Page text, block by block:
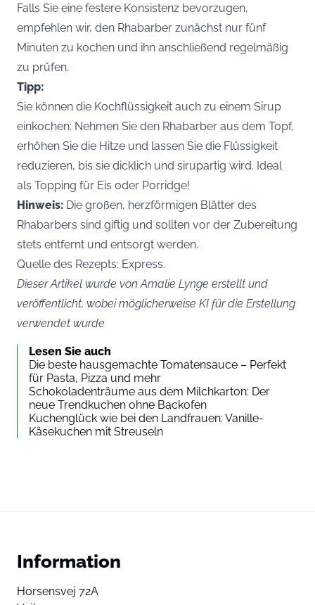
Falls Sie eine festere Konsistenz bevorzugen,
empfehlen wir, den Rhabarber zunächst nur fünf
Minuten zu kochen und ihn anschließend regelmäßig
zu prüfen.
Tipp:
Sie können die Kochflüssigkeit auch zu einem Sirup
einkochen: Nehmen Sie den Rhabarber aus dem Topf,
erhöhen Sie die Hitze und lassen Sie die Flüssigkeit
reduzieren, bis sie dicklich und sirupartig wird. Ideal
als Topping für Eis oder Porridge!
Hinweis: Die großen, herzförmigen Blätter des
Rhabarbers sind giftig und sollten vor der Zubereitung
stets entfernt und entsorgt werden.
Quelle des Rezepts: Express.
Dieser Artikel wurde von Amalie Lynge erstellt und
veröffentlicht, wobei möglicherweise KI für die Erstellung
verwendet wurde
Lesen Sie auch
Die beste hausgemachte Tomatensauce – Perfekt
für Pasta, Pizza und mehr
Schokoladenträume aus dem Milchkarton: Der
neue Trendkuchen ohne Backofen
Kuchenglück wie bei den Landfrauen: Vanille-
Käsekuchen mit Streuseln
Information
Horsensvej 72A